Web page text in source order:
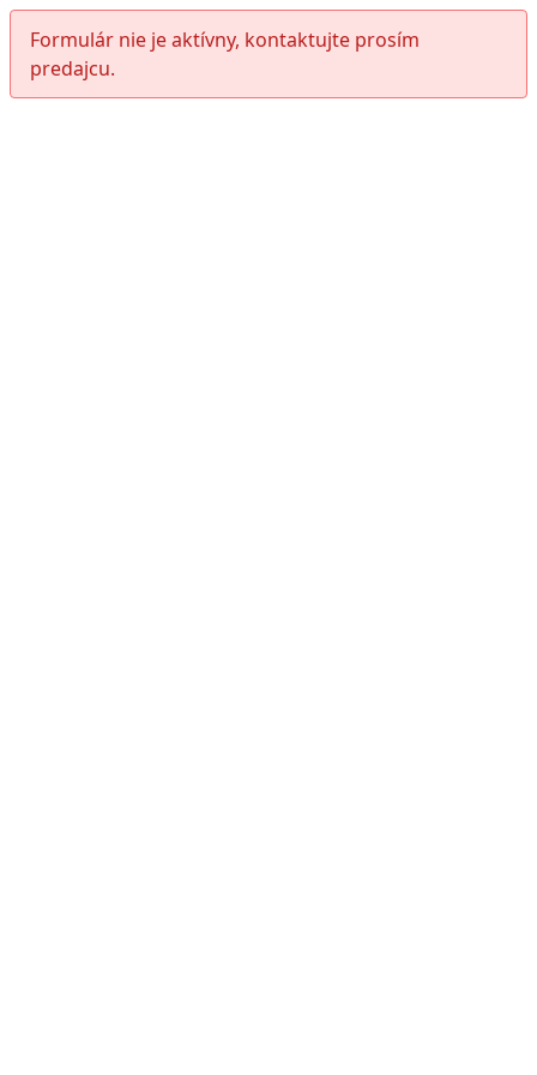
Formulár nie je aktívny, kontaktujte prosím
predajcu.